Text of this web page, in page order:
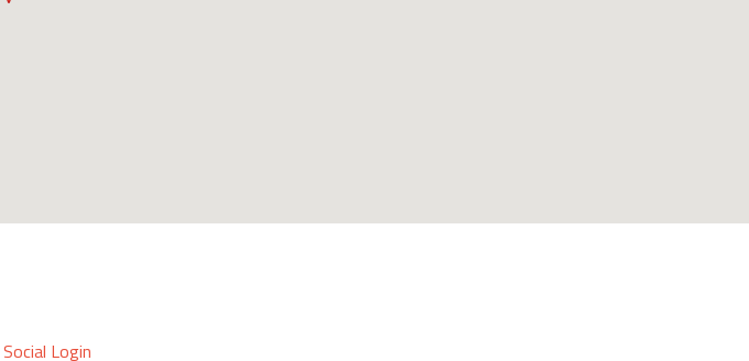
Social Login